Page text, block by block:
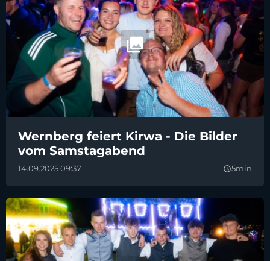
Wernberg feiert Kirwa - Die Bilder
vom Samstagabend
14.09.2025 09:37 query_builder5min